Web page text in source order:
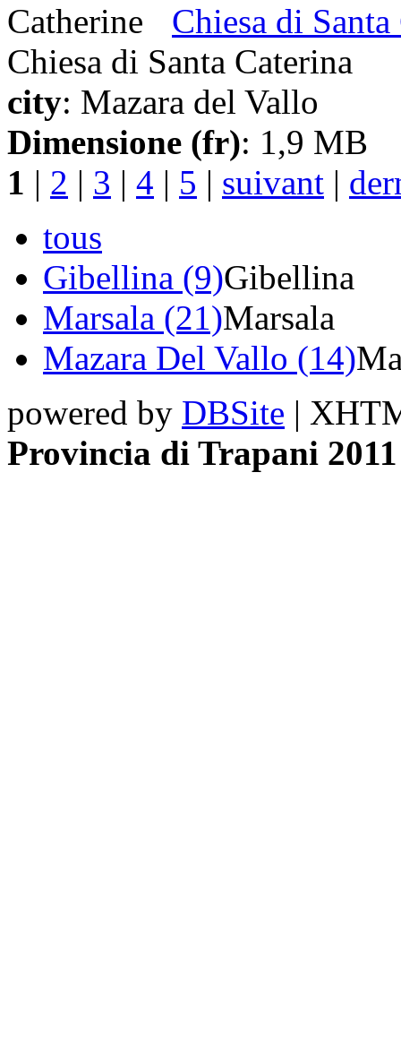
Chiesa di
Chiesa di Santa Caterina
city: Mazara del Vallo
Dimensione (fr): 1,9 MB
1 | 2 | 3 | 4 | 5 | suivant |
tous
Gibellina (9)Gibellina
Marsala (21)Marsala
Mazara Del Vallo (14)
powered by DBSite |
Provincia di Trapani 2011